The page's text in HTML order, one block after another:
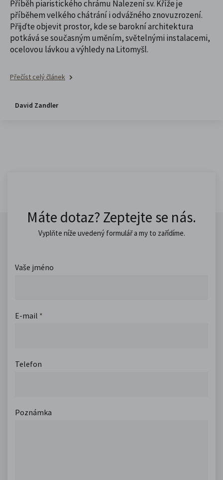
Příběh piaristického chrámu Nalezení sv. Kříže je
příběhem velkého chátrání i odvážného znovuzrození.
Přijďte objevit prostor, kde se barokní architektura
potkává se současným uměním, světelnými instalacemi,
ocelovou lávkou a výhledy na Litomyšl.
Přečíst celý článek
David Zandler
Máte dotaz? Zeptejte se nás.
Vyplňte níže uvedený formulář a my to zařídíme.
Vaše jméno
E-mail *
Telefon
Poznámka